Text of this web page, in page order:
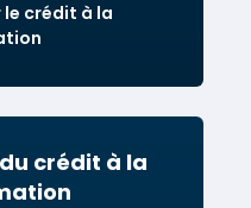
le crédit à la
crédit à la